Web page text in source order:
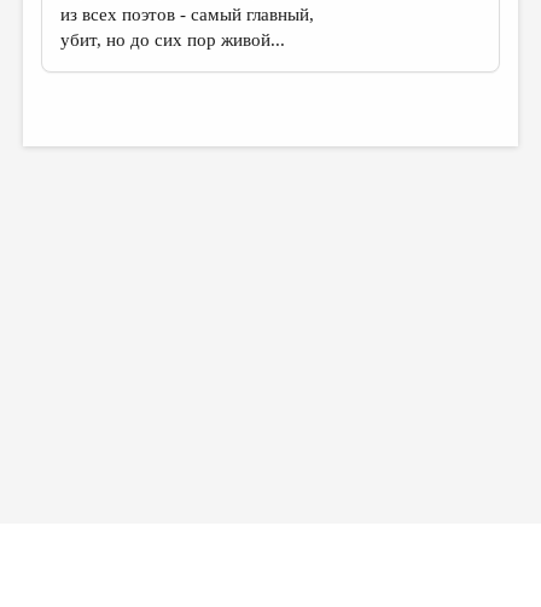
из всех поэтов - самый главный,
убит, но до сих пор живой...